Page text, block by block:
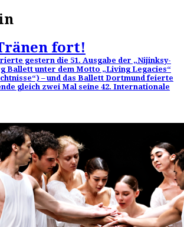
fort!
gestern die 51. Ausgabe der „Nijinksy-
Ballett unter dem Motto „Living Legacies“
– und das Ballett Dortmund feierte
gleich zwei Mal seine 42. Internationale